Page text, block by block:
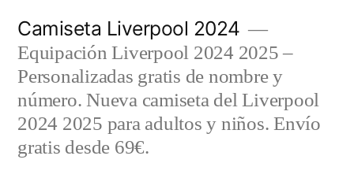
contenido
Camiseta Liverpool 2024
Equipación Liverpool 2024 2025 –
Personalizadas gratis de nombre y
número. Nueva camiseta del Liverpool
2024 2025 para adultos y niños. Envío
gratis desde 69€.